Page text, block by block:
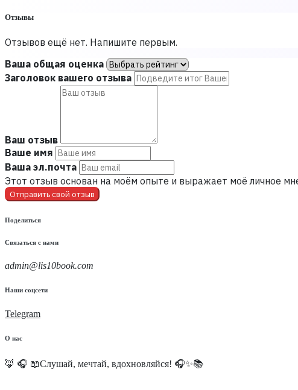
Отзывы
Отзывов ещё нет. Напишите первым.
Ваша общая оценка
Заголовок вашего отзыва
Ваш отзыв
Ваше имя
Ваша эл.почта
Этот отзыв основан на моём опыте и выражает моё личное
Отправить свой отзыв
Поделиться
Связаться с нами
admin@lis10book.com
Наши соцсети
Telegram
О нас
🦊 🎧 📖Слушай, мечтай, вдохновляйся! 🎧✨📚